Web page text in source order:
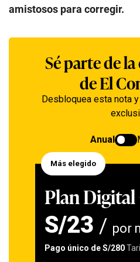
amistosos para corregir.